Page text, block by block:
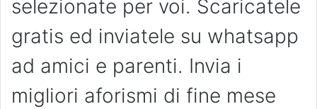
selezionate per voi. Scaricatele
gratis ed inviatele su whatsapp
ad amici e parenti. Invia i
migliori aforismi di fine mese